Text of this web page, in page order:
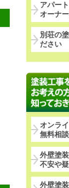
アパー
オーナ
別荘の
ださい
オンラ
無料相
外壁塗
不安や
外壁塗